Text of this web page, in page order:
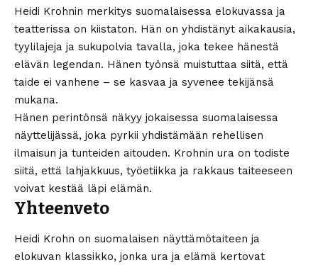
Heidi Krohnin merkitys suomalaisessa elokuvassa ja
teatterissa on kiistaton. Hän on yhdistänyt aikakausia,
tyylilajeja ja sukupolvia tavalla, joka tekee hänestä
elävän legendan. Hänen työnsä muistuttaa siitä, että
taide ei vanhene – se kasvaa ja syvenee tekijänsä
mukana.
Hänen perintönsä näkyy jokaisessa suomalaisessa
näyttelijässä, joka pyrkii yhdistämään rehellisen
ilmaisun ja tunteiden aitouden. Krohnin ura on todiste
siitä, että lahjakkuus, työetiikka ja rakkaus taiteeseen
voivat kestää läpi elämän.
Yhteenveto
Heidi Krohn on suomalaisen näyttämötaiteen ja
elokuvan klassikko, jonka ura ja elämä kertovat